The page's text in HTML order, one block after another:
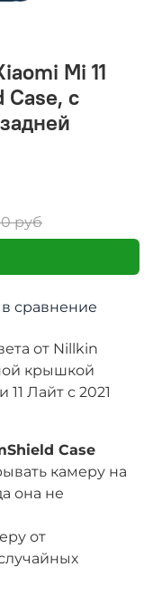
Mi 11
с
сравнение
руб
от Nillkin
крышкой
Лайт с 2021
Case
камеру на
она не
от